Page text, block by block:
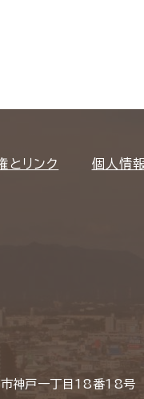
とリンク 個人情
神戸一丁目18番18号